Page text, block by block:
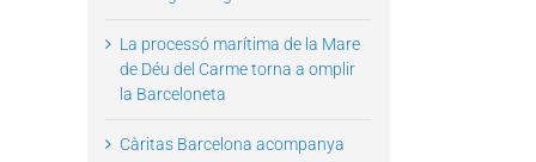
La processó marítima de la Mare
de Déu del Carme torna a omplir
la Barceloneta
Càritas Barcelona acompanya